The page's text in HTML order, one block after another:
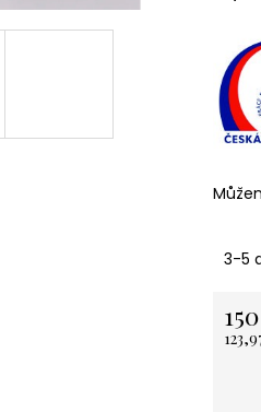
3-5
KARTONOVÁ